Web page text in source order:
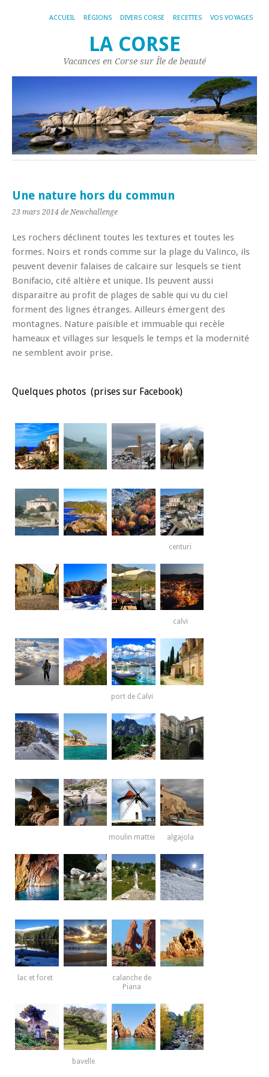
ACCUEIL RÉGIONS DIVERS CORSE RECETTES VOS VOYAGES
LA CORSE
Vacances en Corse sur Île de beauté
Une nature hors du commun
23 mars 2014 de Newchallenge
Les rochers déclinent toutes les textures et toutes les
formes. Noirs et ronds comme sur la plage du Valinco, ils
peuvent devenir falaises de calcaire sur lesquels se tient
Bonifacio, cité altière et unique. Ils peuvent aussi
disparaitre au profit de plages de sable qui vu du ciel
forment des lignes étranges. Ailleurs émergent des
montagnes. Nature paisible et immuable qui recèle
hameaux et villages sur lesquels le temps et la modernité
ne semblent avoir prise.
Quelques photos (prises sur Facebook)
centuri
calvi
port de Calvi
moulin mattei algajola
lac et foret
calanche de
Piana
bavelle